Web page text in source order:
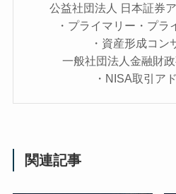
公益社団法人 日本証券
・プライマリー・プラ
・資産形成コン
一般社団法人金融財
・NISA取引ア
関連記事